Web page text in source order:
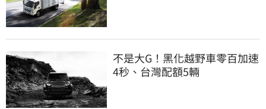
不是大G！黑化越野車零百加速
4秒、台灣配額5輛